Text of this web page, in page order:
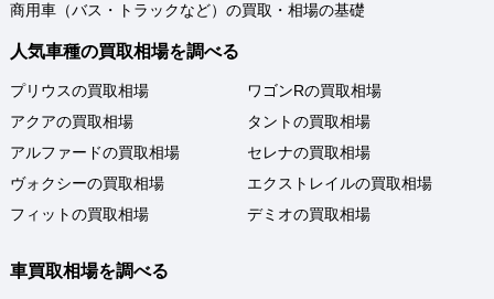
商用車（バス・トラックなど）の買取・相場の基礎
人気車種の買取相場を調べる
プリウスの買取相場
アクアの買取相場
アルファードの買取相場
ヴォクシーの買取相場
フィットの買取相場
ワゴンRの買取相場
タントの買取相場
セレナの買取相場
エクストレイルの買取相場
デミオの買取相場
車買取相場を調べる